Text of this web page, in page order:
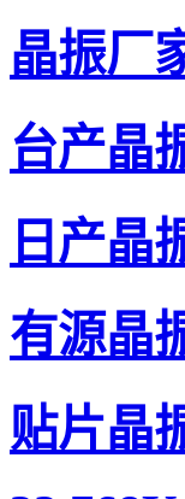
晶振厂
台产晶
日产晶
有源晶
贴片晶